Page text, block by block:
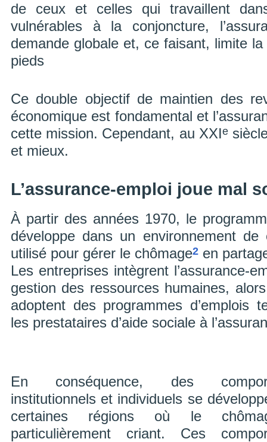
de ceux et celles qui travaillent
vulnérables à la conjoncture,
demande globale et, ce faisant, limite
pieds
Ce double objectif de maintien des
économique est fondamental et
cette mission. Cependant, au XXIe
et mieux.
L’assurance-emploi joue mal
À partir des années 1970, le
développe dans un environnement
utilisé pour gérer le chômage2 en
Les entreprises intègrent l’assurance-
gestion des ressources humaines,
adoptent des programmes d’emplois
les prestataires d’aide sociale à
En conséquence, des
institutionnels et individuels se
certaines régions où le
particulièrement criant. Ces